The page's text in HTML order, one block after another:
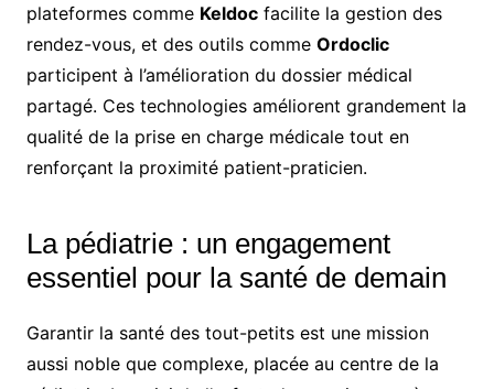
plateformes comme Keldocfacilite la gestion des
rendez-vous, et des outils comme Ordoclic
participent à l’amélioration du dossier médical
partagé. Ces technologies améliorent grandement la
qualité de la prise en charge médicale tout en
renforçant la proximité patient-praticien.
La pédiatrie : un engagement
essentiel pour la santé de demain
Garantir la santé des tout-petits est une mission
aussi noble que complexe, placée au centre de la